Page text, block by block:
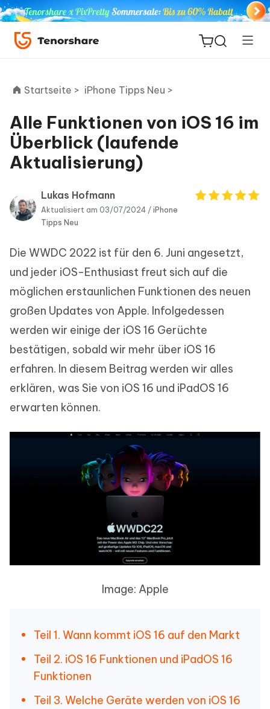
ReiBoot
for iOS
PDF
Editor
Neu
Startseite > iPhone Tipps Neu >
Alle Funktionen von iOS 16 im
Überblick (laufende
Aktualisierung)
Lukas Hofmann
Aktualisiert am 03/07/2024 / iPhone
Tipps Neu
Die WWDC 2022 ist für den 6. Juni angesetzt,
und jeder iOS-Enthusiast freut sich auf die
möglichen erstaunlichen Funktionen des neuen
großen Updates von Apple. Infolgedessen
werden wir einige der iOS 16 Gerüchte
bestätigen, sobald wir mehr über iOS 16
erfahren. In diesem Beitrag werden wir alles
erklären, was Sie von iOS 16 und iPadOS 16
erwarten können.
Image: Apple
Teil 1. Wann kommt iOS 16 auf den Markt
Teil 2. iOS 16 Funktionen und iPadOS 16
Funktionen
Teil 3. Welche Geräte werden von iOS 16